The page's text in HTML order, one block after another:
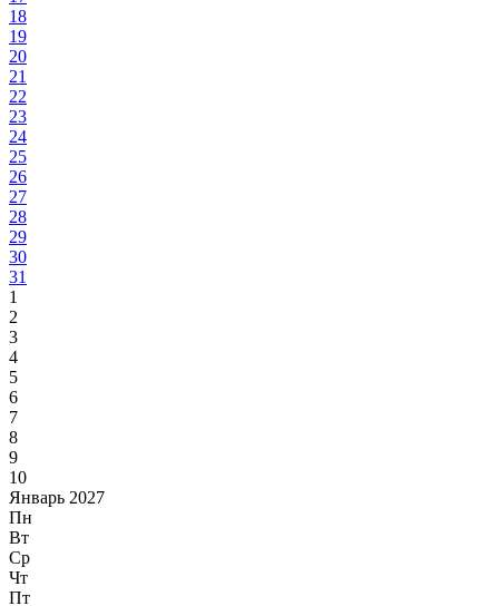
18
19
20
21
22
23
24
25
26
27
28
29
30
31
1
2
3
4
5
6
7
8
9
10
Январь 2027
Пн
Вт
Ср
Чт
Пт